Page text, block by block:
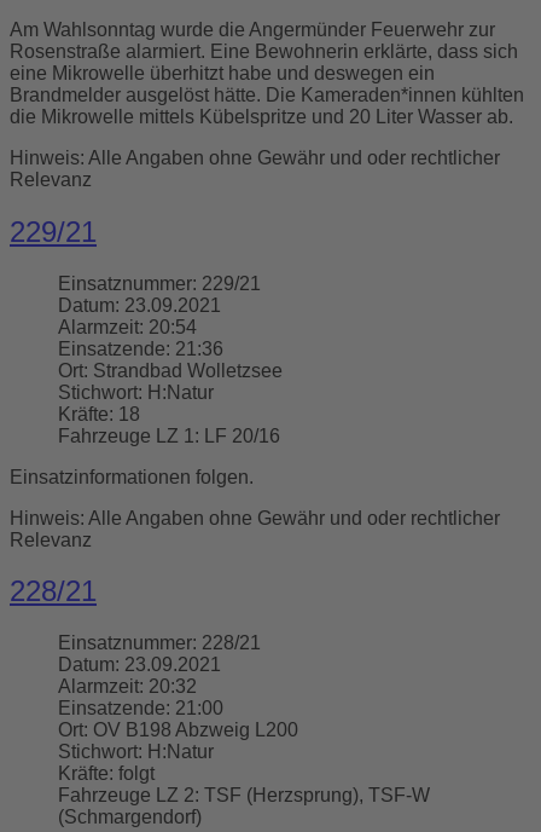
Am Wahlsonntag wurde die Angermünder Feuerwehr zur
Rosenstraße alarmiert. Eine Bewohnerin erklärte, dass sich
eine Mikrowelle überhitzt habe und deswegen ein
Brandmelder ausgelöst hätte. Die Kameraden*innen kühlten
die Mikrowelle mittels Kübelspritze und 20 Liter Wasser ab.
Hinweis: Alle Angaben ohne Gewähr und oder rechtlicher
Relevanz
229/21
Einsatznummer: 229/21
Datum: 23.09.2021
Alarmzeit: 20:54
Einsatzende: 21:36
Ort: Strandbad Wolletzsee
Stichwort: H:Natur
Kräfte: 18
Fahrzeuge LZ 1:
LF 20/16
Einsatzinformationen folgen.
Hinweis: Alle Angaben ohne Gewähr und oder rechtlicher
Relevanz
228/21
Einsatznummer: 228/21
Datum: 23.09.2021
Alarmzeit: 20:32
Einsatzende: 21:00
Ort: OV B198 Abzweig L200
Stichwort: H:Natur
Kräfte: folgt
Fahrzeuge LZ 2: TSF (Herzsprung), TSF-W
(Schmargendorf)